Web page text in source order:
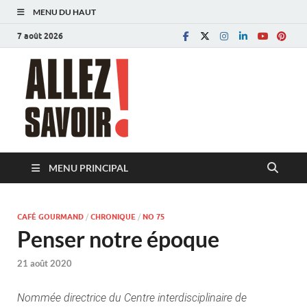
MENU DU HAUT
7 août 2026
MENU PRINCIPAL
CAFÉ GOURMAND / CHRONIQUE / NO 75
Penser notre époque
21 août 2020
Nommée directrice du Centre interdisciplinaire de